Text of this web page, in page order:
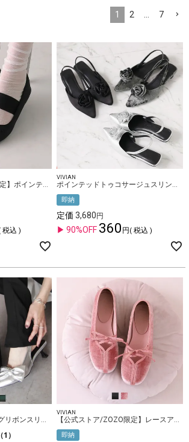
1 2 7
【公式ストア/ZOZO限定】ポインテッドトゥリボンゴムデザインフラットパンプス
税込
VIVIAN
ポインテッドトゥコサージュスリングバックパンプス
即納
定価 3,680
90%OFF 360 税込
ポインテッドトゥビッグリボンスリングバックパンプス
（1）
VIVIAN
【公式ストア/ZOZO限定】レースアップリボンバレエシューズ
即納